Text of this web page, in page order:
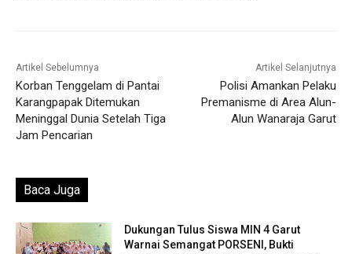
Artikel Sebelumnya
Korban Tenggelam di Pantai
Karangpapak Ditemukan
Meninggal Dunia Setelah Tiga
Jam Pencarian
Artikel Selanjutnya
Polisi Amankan Pelaku
Premanisme di Area Alun-
Alun Wanaraja Garut
Baca Juga
Dukungan Tulus Siswa MIN 4 Garut
Warnai Semangat PORSENI, Bukti